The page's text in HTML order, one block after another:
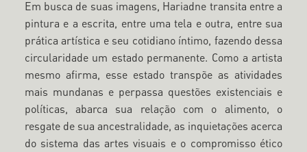
Em busca de suas imagens, Hariadne transita entre a
pintura e a escrita, entre uma tela e outra, entre sua
prática artística e seu cotidiano íntimo, fazendo dessa
circularidade um estado permanente. Como a artista
mesmo afirma, esse estado transpõe as atividades
mais mundanas e perpassa questões existenciais e
políticas, abarca sua relação com o alimento, o
resgate de sua ancestralidade, as inquietações acerca
do sistema das artes visuais e o compromisso ético